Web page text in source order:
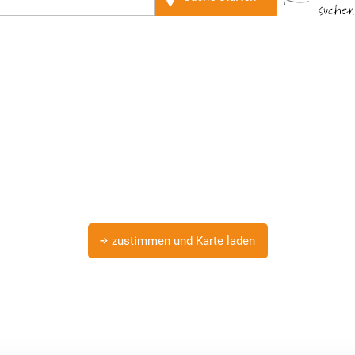
zustimmen und Karte laden